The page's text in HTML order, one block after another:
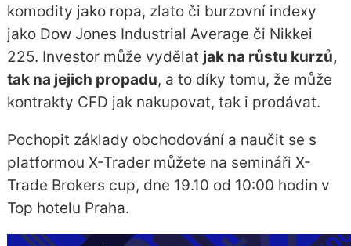
komodity jako ropa, zlato či burzovní indexy
jako Dow Jones Industrial Average či Nikkei
225. Investor může vydělat jak na růstu kurzů,
tak na jejich propadu, a to díky tomu, že může
kontrakty CFD jak nakupovat, tak i prodávat.
Pochopit základy obchodování a naučit se s
platformou X-Trader můžete na semináři X-
Trade Brokers cup, dne 19.10 od 10:00 hodin v
Top hotelu Praha.